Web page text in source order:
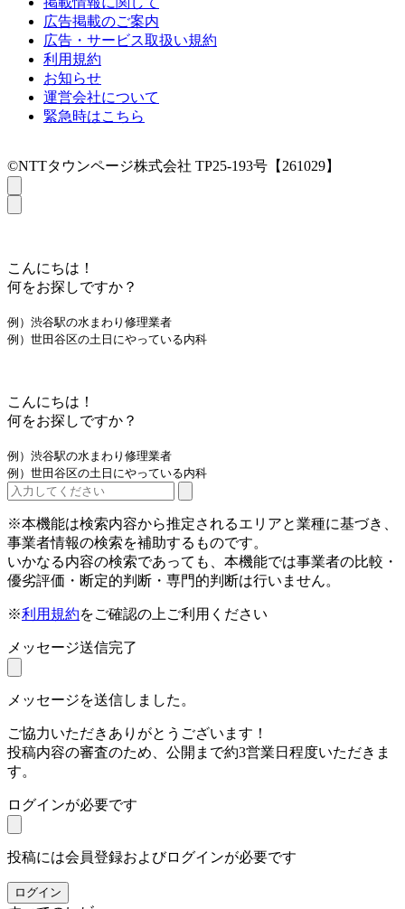
広告掲載のご案内
広告・サービス取扱い規約
利用規約
お知らせ
運営会社について
緊急時はこちら
©NTTタウンページ株式会社 TP25-193号【261029】
こんにちは！
何をお探しですか？
例）渋谷駅の水まわり修理業者
例）世田谷区の土日にやっている内科
こんにちは！
何をお探しですか？
例）渋谷駅の水まわり修理業者
例）世田谷区の土日にやっている内科
※本機能は検索内容から推定されるエリアと業種に基づき、
事業者情報の検索を補助するものです。
いかなる内容の検索であっても、本機能では事業者の比較・
優劣評価・断定的判断・専門的判断は行いません。
※利用規約をご確認の上ご利用ください
メッセージ送信完了
メッセージを送信しました。
ご協力いただきありがとうございます！
投稿内容の審査のため、公開まで約3営業日程度いただきま
す。
ログインが必要です
投稿には会員登録およびログインが必要です
ログイン